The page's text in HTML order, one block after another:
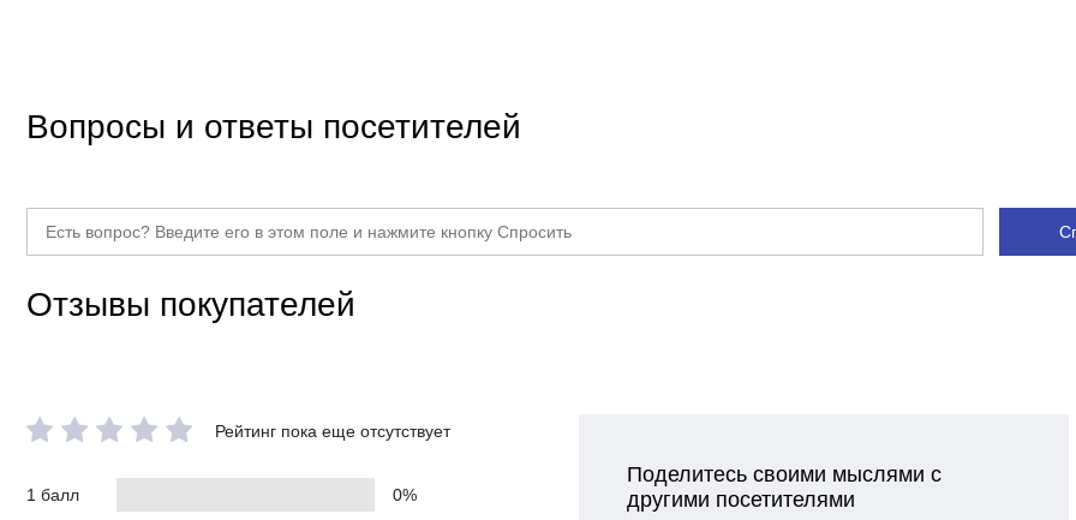
Вопросы и ответы посетителей
Отзывы покупателей
Рейтинг пока еще отсутствует
1 балл 0%
Поделитесь своими мыслями с
другими посетителями